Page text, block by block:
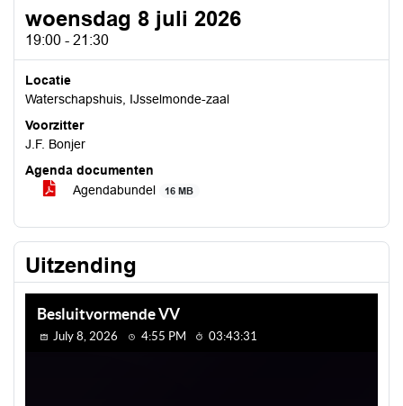
woensdag 8 juli 2026
19:00 - 21:30
Locatie
Waterschapshuis, IJsselmonde-zaal
Voorzitter
J.F. Bonjer
Agenda documenten
Agendabundel
16 MB
Uitzending